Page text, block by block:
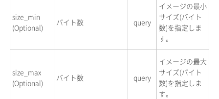
size_min
(Optional)
バイト数 query
イメージの最小
サイズ(バイト
数)を指定しま
す。
size_max
(Optional)
バイト数 query
イメージの最大
サイズ(バイト
数)を指定しま
す。